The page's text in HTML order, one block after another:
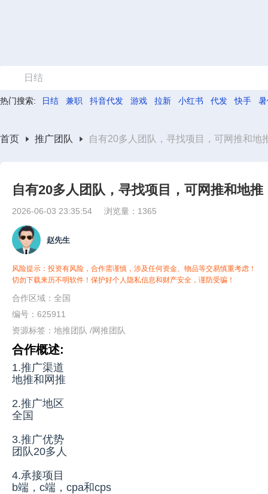
日结
热门搜索: 日结 兼职 抖音代发 游戏 拉新 小红书 代发 快手
首页 推广团队 自有20多人团队，寻找项目，可网推和地
自有20多人团队，寻找项目，可网推和地
2026-06-03 23:35:54 浏览量：1365
赵先生
风险提示：投资有风险，合作需谨慎，涉及任何资金、物品等交易慎重考虑！
切勿下载来历不明软件！保护好个人隐私信息和财产安全，谨防受骗！
合作区域：全国
编号：625911
资源标签： 地推团队 /网推团队
合作概述:
1.推广渠道
地推和网推
2.推广地区
全国
3.推广优势
团队20多人
4.承接项目
b端，c端，cpa和cps